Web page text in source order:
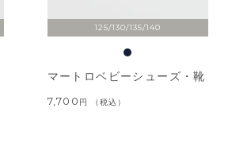
125/130/135/140
マートロベビーシューズ・靴
7,700 税込